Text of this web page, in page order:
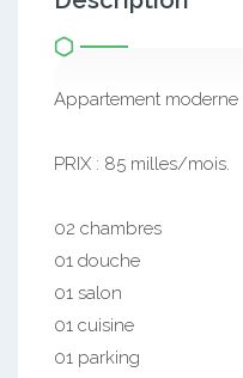
Appartement
PRIX : 85 milles/mois.
02 chambres
01 douche
01 salon
01 cuisine
01 parking